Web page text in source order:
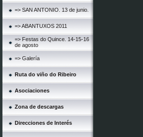
=> SAN ANTONIO. 13 de junio.
=> ABANTUXOS 2011
=> Festas do Quince. 14-15-16
de agosto
=> Galería
Ruta do viño do Ribeiro
Asociaciones
Zona de descargas
Direcciones de Interés